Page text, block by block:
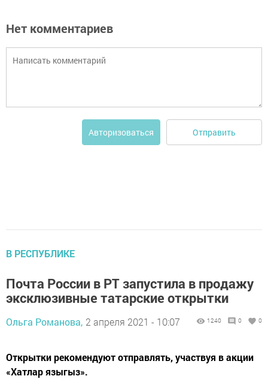
Нет комментариев
Авторизоваться Отправить
В РЕСПУБЛИКЕ
Почта России в РТ запустила в продажу
эксклюзивные татарские открытки
Ольга Романова, 2 апреля 2021 - 10:07 1240 0 0
Открытки рекомендуют отправлять, участвуя в акции
«Хатлар языгыз».